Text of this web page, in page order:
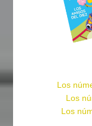
Los
Los
Los